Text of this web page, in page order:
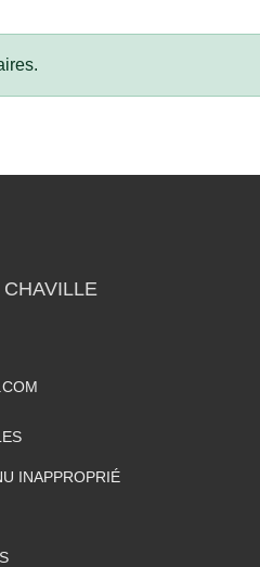
INAPPROPRIÉ